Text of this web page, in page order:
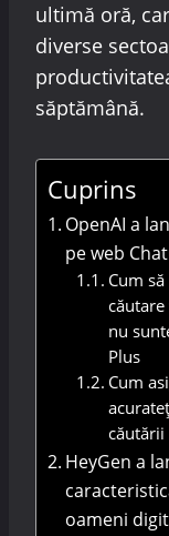
ultimă oră,
diverse
săptămână.
Cuprins
OpenAI a
pe web
Cum
căutare
nu
Plus
Cum
căutării
HeyGen a
oameni